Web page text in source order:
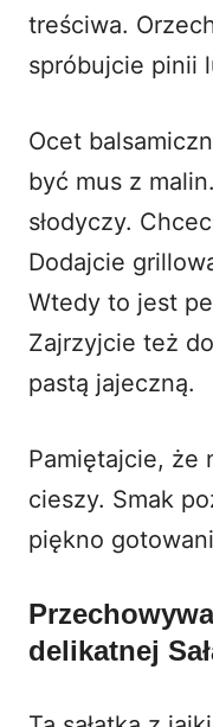
treściwa.
spróbujcie pinii
Ocet
być mus z
słodyczy.
Dodajcie
Wtedy to jest
Zajrzyjcie też
pastą jajeczną.
Pamiętajcie, że
cieszy. Smak
piękno
delikatnej